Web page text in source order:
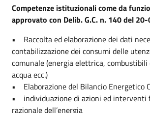
Competenze istituzionali come da
approvato con Delib. G.C. n. 140 del
• Raccolta ed elaborazione dei dati
contabilizzazione dei consumi delle
comunale (energia elettrica,
acqua ecc.)
• Elaborazione del Bilancio Energetico
• individuazione di azioni ed interventi
razionale dell’energia